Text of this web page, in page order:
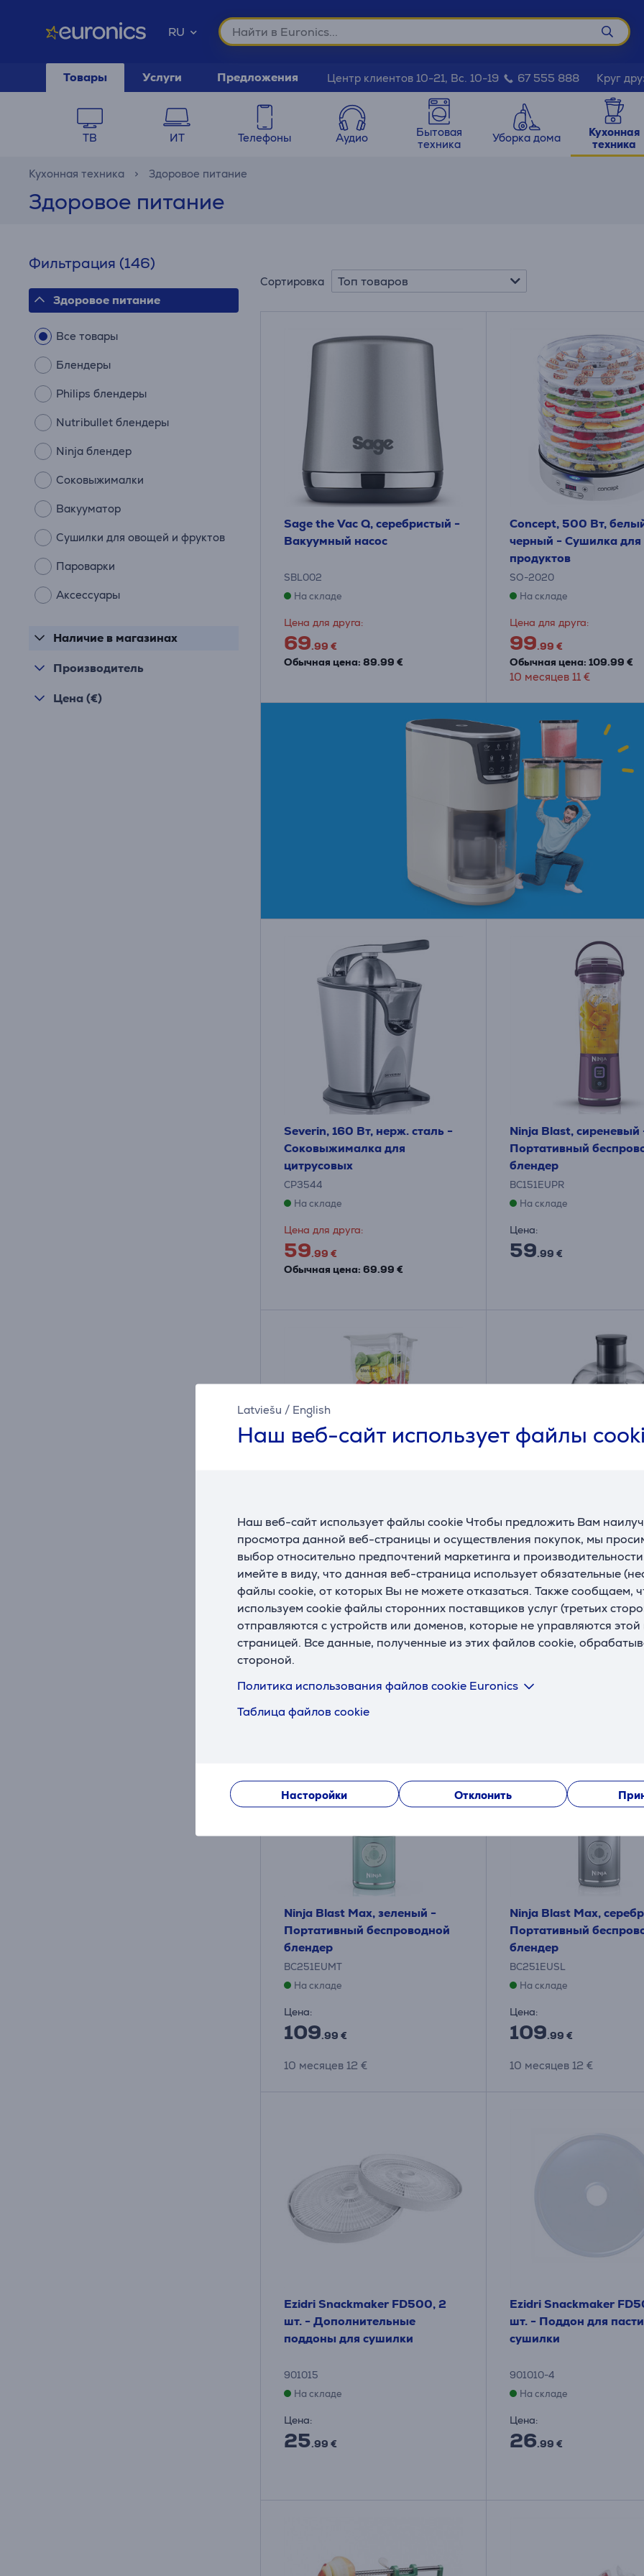
Latviešu / English
Наш веб-сайт использует файлы
Наш веб-сайт использует файлы cookie Чтобы предложить Вам
просмотра данной веб-страницы и осуществления покупок, мы
выбор относительно предпочтений маркетинга и
имейте в виду, что данная веб-страница использует обязательные
файлы cookie, от которых Вы не можете отказаться. Также сообщаем,
используем cookie файлы сторонних поставщиков услуг (третьих
отправляются с устройств или доменов, которые не управляются
страницей. Все данные, полученные из этих файлов cookie,
стороной.
Политика использования файлов cookie Euronics
Таблица файлов cookie
Насторойки Отклонить
RU
Товары Услуги Предложения Центр клиентов 10-21, Вс. 10-19 67 555 888 Круг
ТВ ИТ Телефоны Аудио
Бытовая
техника
Уборка дома
Кухонная
техника
Кухонная техника Здоровое питание
Здоровое питание
Фильтрация (146)
Здоровое питание
Все товары
Блендеры
Philips блендеры
Nutribullet блендеры
Ninja блендер
Соковыжималки
Вакууматор
Сушилки для овощей и фруктов
Пароварки
Аксессуары
Наличие в магазинах
Производитель
Цена (€)
Сортировка Топ товаров
Sage the Vac Q, серебристый -
Вакуумный насос
SBL002
На складе
Цена для друга:
69.99 €
Обычная цена: 89.99 €
Concept, 500 Вт,
черный - Сушилка для
продуктов
SO-2020
На складе
Цена для друга:
99.99 €
Обычная цена: 109.99 €
10 месяцев 11 €
Severin, 160 Вт, нерж. сталь -
Соковыжималка для
цитрусовых
CP3544
На складе
Цена для друга:
59.99 €
Обычная цена: 69.99 €
Ninja Blast, сиреневый
Портативный
блендер
BC151EUPR
На складе
Цена:
59.99 €
Блендер Blendtec Designer
625
D625B4223B2B
На складе
Цена для друга:
729.99 €
Обычная цена: 799.99 €
Соковыжималка
Collection
(4)
HR1832/00
На складе
Цена:
84 .99 €
Ninja Blast Max, зеленый -
Портативный беспроводной
блендер
BC251EUMT
На складе
Цена:
109.99 €
10 месяцев 12 €
Ninja Blast Max,
Портативный
блендер
BC251EUSL
На складе
Цена:
109.99 €
10 месяцев 12 €
Ezidri Snackmaker FD500, 2
шт. - Дополнительные
поддоны для сушилки
901015
На складе
Цена:
25.99 €
Ezidri Snackmaker
шт. - Поддон для
сушилки
901010-4
На складе
Цена:
26.99 €